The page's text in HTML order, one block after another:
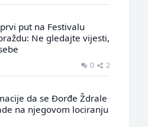
put na Festivalu
Ne gledajte vijesti,
0 2
da se Đorđe Ždrale
na njegovom lociranju